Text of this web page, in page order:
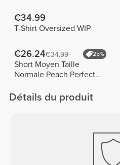
€34.99
T-Shirt Oversized WIP
€26.24€34.99 25%
Short Moyen Taille
Normale Peach Perfect
Détails du produit